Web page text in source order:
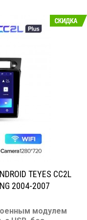
TEYES CC2L
2004-2007
модулем